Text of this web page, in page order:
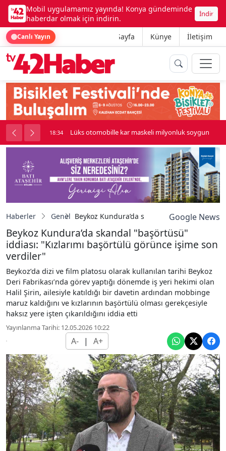
Mobil uygulamamız yayında! Konya gündeminde
haberdar olmak için indirin.
İndir
Canlı Yayın Ana Sayfa Künye İletişim
kavga çıktı 18:34 Lüks otomobille kar maskeli milyonluk soygun
Haberler Genel Beykoz Kundura’da skandal "başörtüsü"
Google News
Beykoz Kundura’da skandal "başörtüsü"
iddiası: "Kızlarımı başörtülü görünce işime son
verdiler"
Beykoz’da dizi ve film platosu olarak kullanılan tarihi Beykoz
Deri Fabrikası’nda görev yaptığı dönemde iş yeri hekimi olan
Halil Şirin, ailesiyle katıldığı bir davetin ardından mobbinge
maruz kaldığını ve kızlarının başörtülü olması gerekçesiyle
haksız yere işten çıkarıldığını iddia etti
Yayınlanma Tarihi: 12.05.2026 10:22
A- | A+